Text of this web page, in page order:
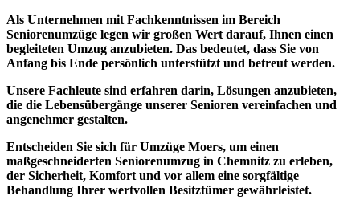
Als Unternehmen mit Fachkenntnissen im Bereich
Seniorenumzüge legen wir großen Wert darauf, Ihnen einen
begleiteten Umzug anzubieten. Das bedeutet, dass Sie von
Anfang bis Ende persönlich unterstützt und betreut werden.
Unsere Fachleute sind erfahren darin, Lösungen anzubieten,
die die Lebensübergänge unserer Senioren vereinfachen und
angenehmer gestalten.
Entscheiden Sie sich für Umzüge Moers, um einen
maßgeschneiderten Seniorenumzug in Chemnitz zu erleben,
der Sicherheit, Komfort und vor allem eine sorgfältige
Behandlung Ihrer wertvollen Besitztümer gewährleistet.